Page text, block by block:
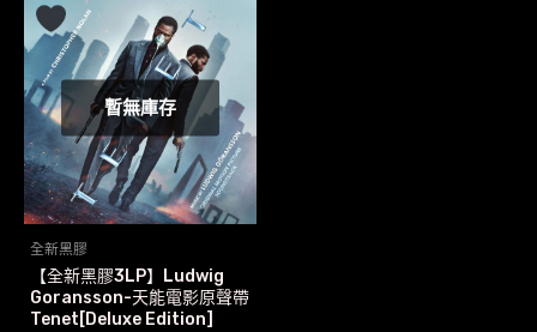
暫無庫存
全新黑膠
【全新黑膠3LP】Ludwig
Goransson-天能電影原聲帶
Tenet[Deluxe Edition]